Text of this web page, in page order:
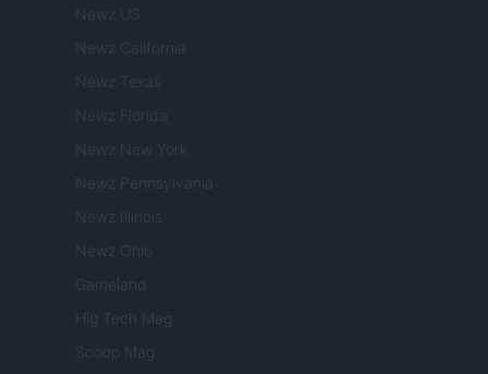
Newz US
Newz California
Newz Texas
Newz Florida
Newz New York
Newz Pennsylvania
Newz Illinois
Newz Ohio
Gameland
Hig Tech Mag
Scoop Mag